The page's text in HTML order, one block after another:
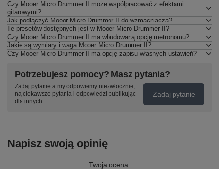
Czy Mooer Micro Drummer II może współpracować z efektami
gitarowymi?
Jak podłączyć Mooer Micro Drummer II do wzmacniacza?
Ile presetów dostępnych jest w Mooer Micro Drummer II?
Czy Mooer Micro Drummer II ma wbudowaną opcję metronomu?
Jakie są wymiary i waga Mooer Micro Drummer II?
Czy Mooer Micro Drummer II ma opcję zapisu własnych ustawień?
Potrzebujesz pomocy? Masz pytania?
Zadaj pytanie a my odpowiemy niezwłocznie,
najciekawsze pytania i odpowiedzi publikując
dla innych.
Zadaj pytanie
Napisz swoją opinię
Twoja ocena: